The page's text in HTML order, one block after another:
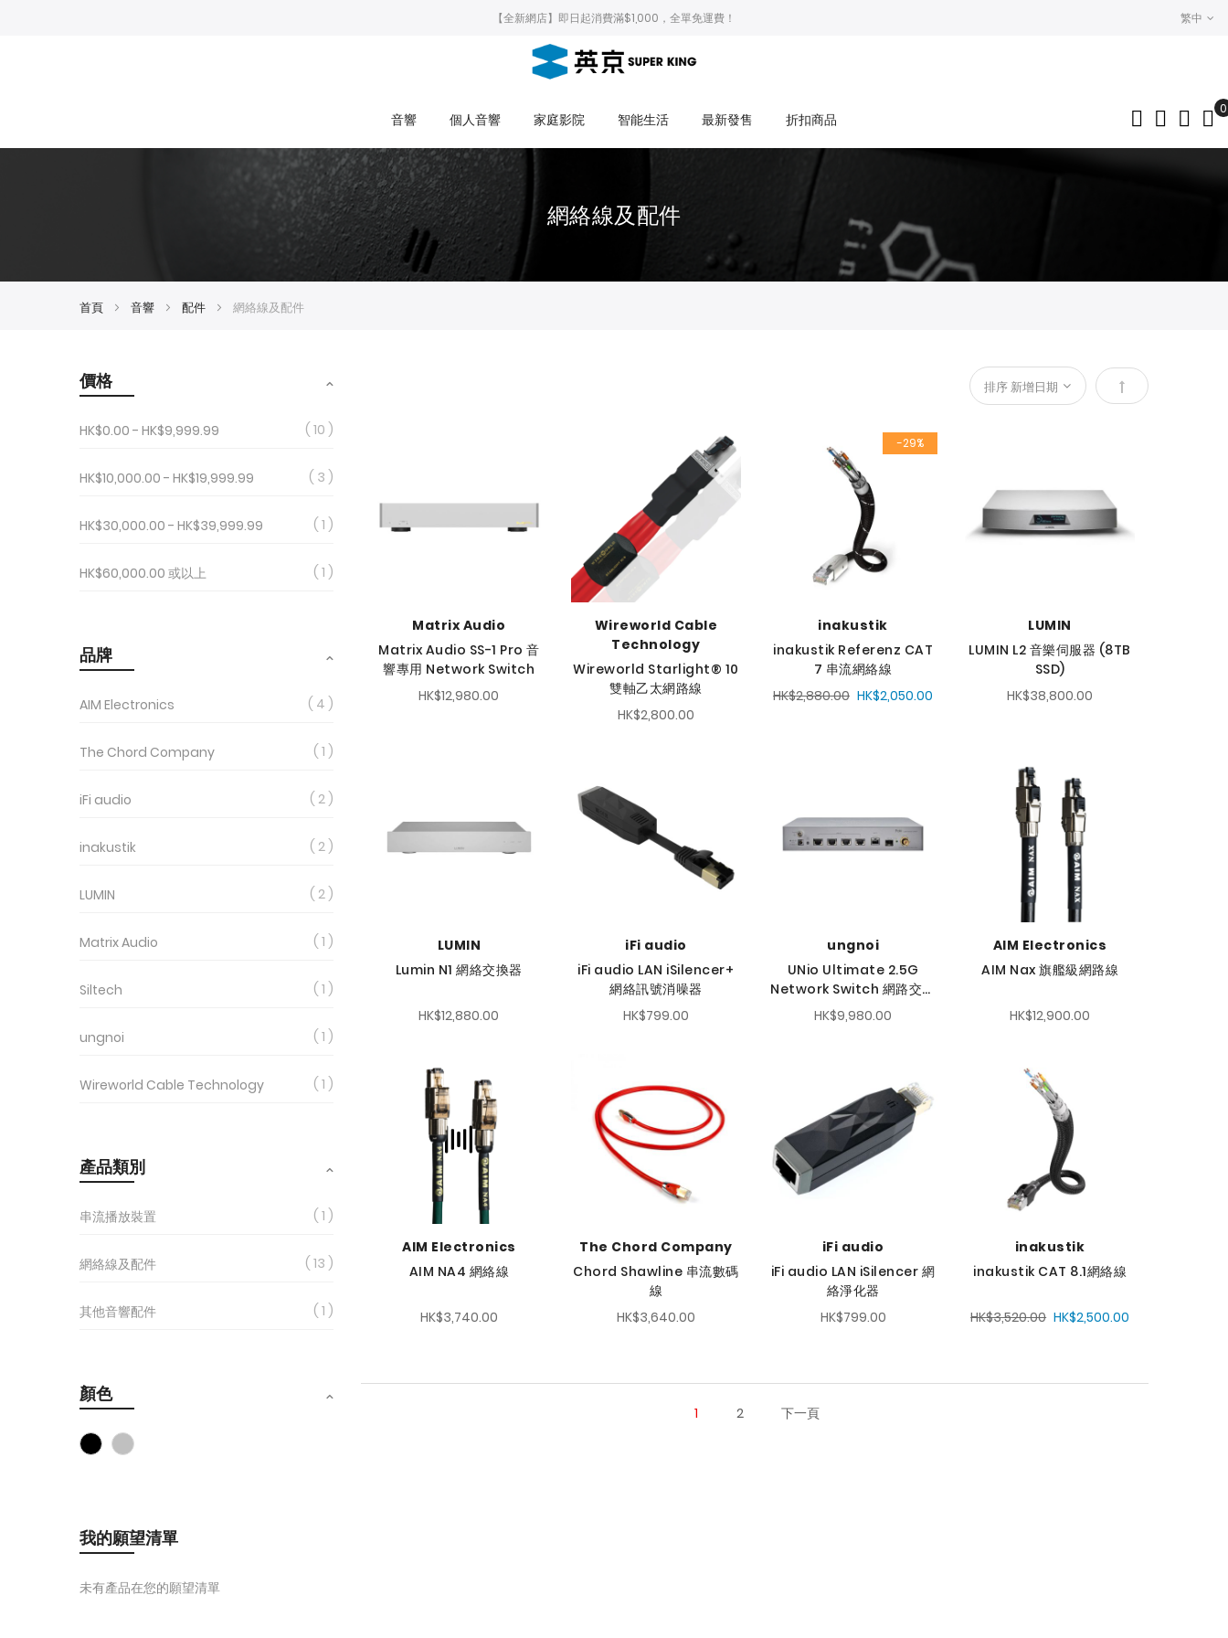
【全新網店】即日起消費滿$1,000，全單免運費！ 繁中
音響 個人音響 家庭影院 智能生活 最新發售 折扣商品
0
網絡線及配件
首頁 音響 配件 網絡線及配件
設
方
Matrix Audio
Matrix Audio SS-1 Pro 音
響專用 Network Switch
HK$12,980.00
Wireworld Cable
Technology
Wireworld Starlight® 10
雙軸乙太網路線
HK$2,800.00
-29%
inakustik
inakustik Referenz CAT
7 串流網絡線
HK$2,050.00
HK$2,880.00
LUMIN
LUMIN L2 音樂伺服器 (8TB
SSD)
HK$38,800.00
LUMIN
Lumin N1 網絡交換器
HK$12,880.00
iFi audio
iFi audio LAN iSilencer+
網絡訊號消噪器
HK$799.00
ungnoi
UNio Ultimate 2.5G
Network Switch 網路交換
器
HK$9,980.00
AIM Electronics
AIM Nax 旗艦級網路線
HK$12,900.00
AIM Electronics
AIM NA4 網絡線
HK$3,740.00
The Chord Company
Chord Shawline 串流數碼
線
HK$3,640.00
iFi audio
iFi audio LAN iSilencer 網
絡淨化器
HK$799.00
inakustik
inakustik CAT 8.1網絡線
HK$2,500.00
HK$3,520.00
1 2 下一頁
價格
HK$0.00 - HK$9,999.99 10
HK$10,000.00 - HK$19,999.99 3
HK$30,000.00 - HK$39,999.99 1
HK$60,000.00 或以上 1
品牌
AIM Electronics 4
The Chord Company 1
iFi audio 2
inakustik 2
LUMIN 2
Matrix Audio 1
Siltech 1
ungnoi 1
Wireworld Cable Technology 1
產品類別
串流播放裝置 1
網絡線及配件 13
其他音響配件 1
顏色
我的願望清單
未有產品在您的願望清單